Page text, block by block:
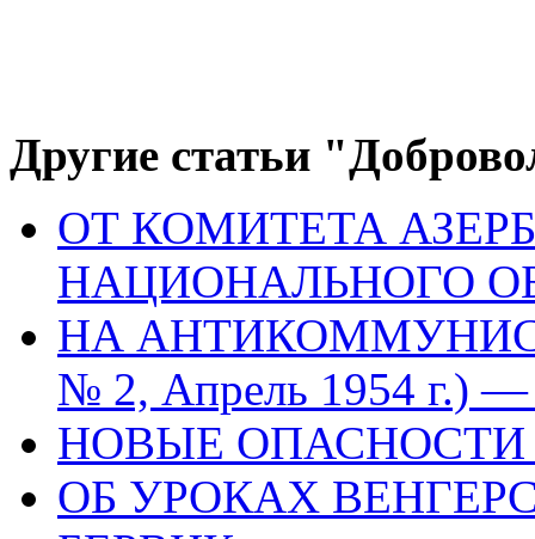
Другие статьи
ОТ КОМИТЕТА
НАЦИОНАЛЬНОГО
НА
№ 2, Апрель 1954 г.)
НОВЫЕ
ОБ УРОКАХ